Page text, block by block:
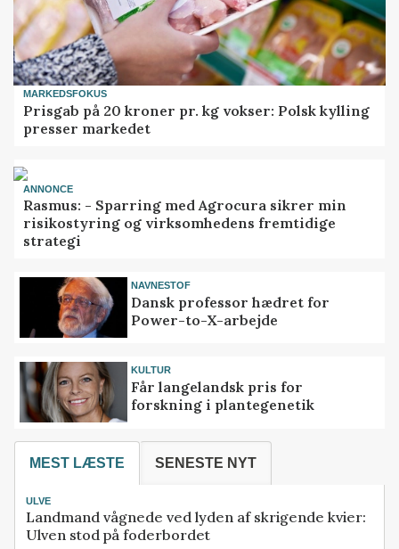
MARKEDSFOKUS
Prisgab på 20 kroner pr. kg vokser: Polsk kylling
presser markedet
ANNONCE
Rasmus: - Sparring med Agrocura sikrer min
risikostyring og virksomhedens fremtidige
strategi
NAVNESTOF
Dansk professor hædret for
Power-to-X-arbejde
KULTUR
Får langelandsk pris for
forskning i plantegenetik
MEST LÆSTE SENESTE NYT
ULVE
Landmand vågnede ved lyden af skrigende kvier:
Ulven stod på foderbordet